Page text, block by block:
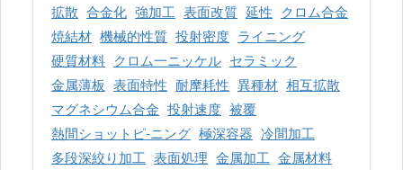
拡散 合金化 強加工 表面改質 延性 クロム合金
焼結材 機械的性質 投射密度 ライニング
硬質材料 クロム一ニッケル セラミック
金属薄板 表面特性 耐摩耗性 異種材 相互拡散
マグネシウム合金 投射速度 被覆
熱間ショットピ-ニング 極深容器 冷間加工
多段深絞り加工 表面処理 金属加工 金属材料